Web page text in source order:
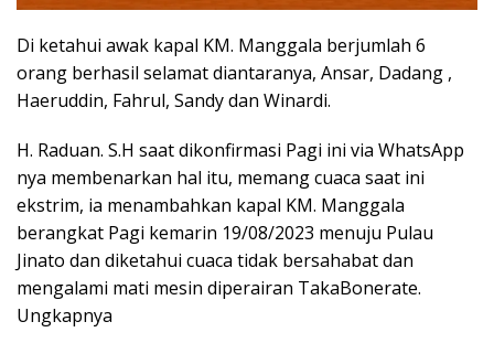
Di ketahui awak kapal KM. Manggala berjumlah 6
orang berhasil selamat diantaranya, Ansar, Dadang ,
Haeruddin, Fahrul, Sandy dan Winardi.
H. Raduan. S.H saat dikonfirmasi Pagi ini via WhatsApp
nya membenarkan hal itu, memang cuaca saat ini
ekstrim, ia menambahkan kapal KM. Manggala
berangkat Pagi kemarin 19/08/2023 menuju Pulau
Jinato dan diketahui cuaca tidak bersahabat dan
mengalami mati mesin diperairan TakaBonerate.
Ungkapnya